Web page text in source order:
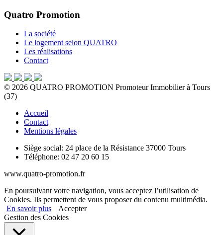
Quatro Promotion
La société
Le logement selon QUATRO
Les réalisations
Contact
© 2026 QUATRO PROMOTION Promoteur Immobilier à Tours
(37)
Accueil
Contact
Mentions légales
Siège social: 24 place de la Résistance 37000 Tours
Téléphone: 02 47 20 60 15
www.quatro-promotion.fr
En poursuivant votre navigation, vous acceptez l’utilisation de
Cookies. Ils permettent de vous proposer du contenu multimédia.
En savoir plus
Accepter
Gestion des Cookies